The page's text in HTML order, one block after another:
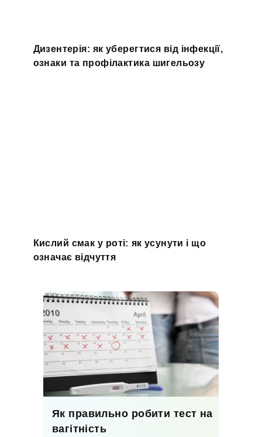
Дизентерія: як уберегтися від інфекції,
ознаки та профілактика шигельозу
Кислий смак у роті: як усунути і що
означає відчуття
Як правильно робити тест на
вагітність